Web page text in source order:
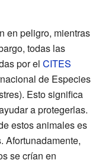
en peligro, mientras
todas las
por el CITES
de Especies
Esto significa
a protegerlas.
estos animales es
Afortunadamente,
se crían en